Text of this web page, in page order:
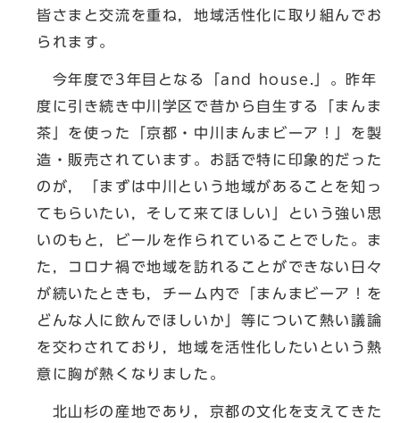
皆さまと交流を重ね，地域活性化に取り組んでお
られます。
今年度で3年目となる「and house.」。昨年
度に引き続き中川学区で昔から自生する「まんま
茶」を使った「京都・中川まんまビーア！」を製
造・販売されています。お話で特に印象的だった
のが，「まずは中川という地域があることを知っ
てもらいたい，そして来てほしい」という強い思
いのもと，ビールを作られていることでした。ま
た，コロナ禍で地域を訪れることができない日々
が続いたときも，チーム内で「まんまビーア！を
どんな人に飲んでほしいか」等について熱い議論
を交わされており，地域を活性化したいという熱
意に胸が熱くなりました。
北山杉の産地であり，京都の文化を支えてきた